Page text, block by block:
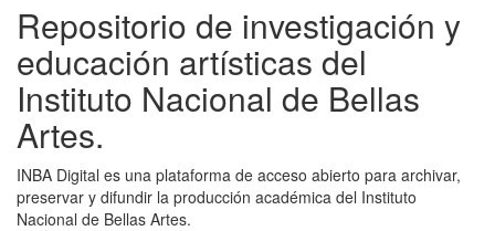
Repositorio de investigación y
educación artísticas del
Instituto Nacional de Bellas
Artes.
INBA Digital es una plataforma de acceso abierto para archivar,
preservar y difundir la producción académica del Instituto
Nacional de Bellas Artes.